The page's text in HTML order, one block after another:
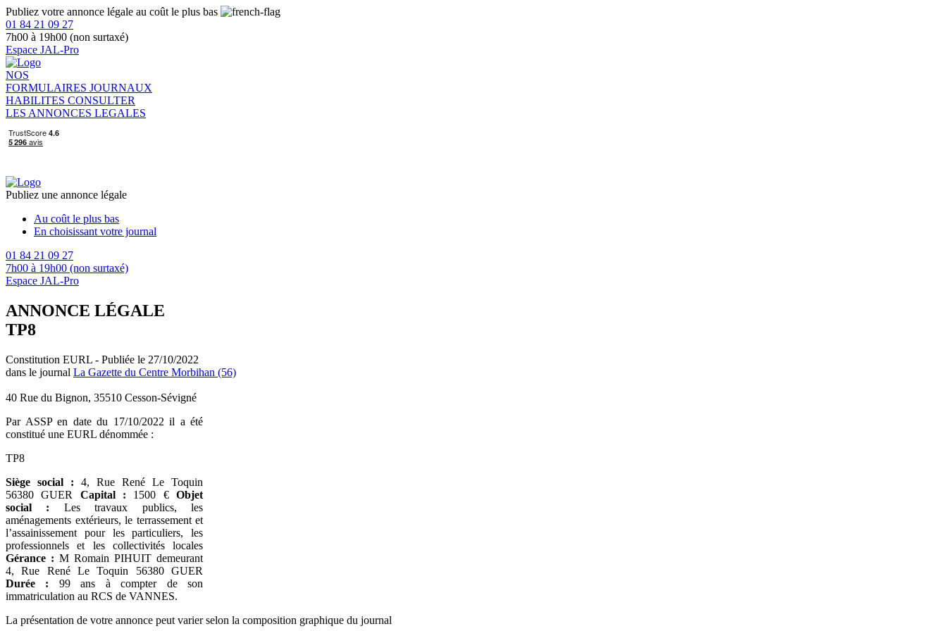
Publiez votre annonce légale au coût le plus bas
01 84 21 09 27
7h00 à 19h00 (non surtaxé)
Espace JAL-Pro
NOS
FORMULAIRES JOURNAUX
HABILITES CONSULTER
LES ANNONCES LEGALES
Publiez une annonce légale
Au coût le plus bas
En choisissant votre journal
01 84 21 09 27
7h00 à 19h00 (non surtaxé)
Espace JAL-Pro
ANNONCE LÉGALE
TP8
Constitution EURL - Publiée le 27/10/2022
dans le journal La Gazette du Centre Morbihan (56)
40 Rue du Bignon, 35510 Cesson-Sévigné
Par ASSP en date du 17/10/2022 il a été
constitué une EURL dénommée :
TP8
Siège social : 4, Rue René Le Toquin
56380 GUER Capital : 1500 €Objet
social : Les travaux publics, les
aménagements extérieurs, le terrassement et
l’assainissement pour les particuliers, les
professionnels et les collectivités locales
Gérance : M Romain PIHUIT demeurant
4, Rue René Le Toquin 56380 GUER
Durée : 99 ans à compter de son
immatriculation au RCS de VANNES.
La présentation de votre annonce peut varier selon la composition graphique du journal